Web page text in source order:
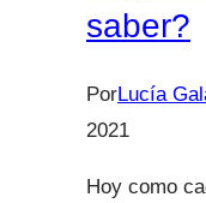
saber?
PorLucía
2021
Hoy como